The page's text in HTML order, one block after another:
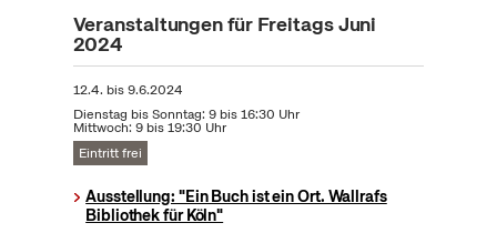
Veranstaltungen für Freitags Juni
2024
12.4. bis9.6.2024
Dienstag bis Sonntag: 9 bis 16:30 Uhr
Mittwoch: 9 bis 19:30 Uhr
Eintritt frei
Ausstellung: "Ein Buch ist ein Ort. Wallrafs
Bibliothek für Köln"